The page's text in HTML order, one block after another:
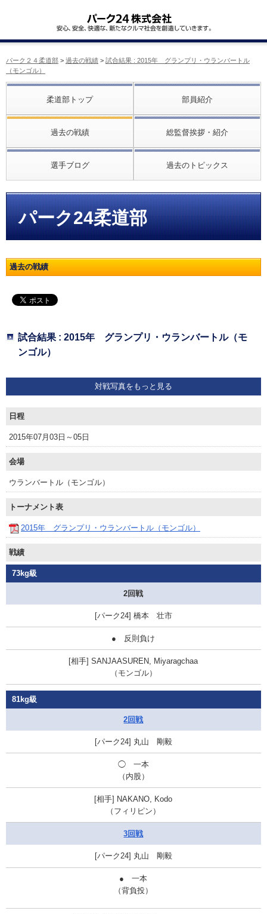
パーク２４柔道部 > 過去の戦績 > 試合結果 : 2015年 グランプリ・ウランバートル
（モンゴル）
柔道部トップ 部員紹介
過去の戦績 総監督挨拶・紹介
選手ブログ 過去のトピックス
パーク24柔道部
過去の戦績
試合結果 : 2015年 グランプリ・ウランバートル（モ
ンゴル）
対戦写真をもっと見る
日程
2015年07月03日～05日
会場
ウランバートル（モンゴル）
トーナメント表
2015年 グランプリ・ウランバートル（モンゴル）
戦績
73kg級
2回戦
橋本 壮市
● 反則負け
SANJAASUREN, Miyaragchaa
（モンゴル）
81kg級
2回戦
丸山 剛毅
◯一本
（内股）
NAKANO, Kodo
（フィリピン）
3回戦
丸山 剛毅
● 一本
（背負投）